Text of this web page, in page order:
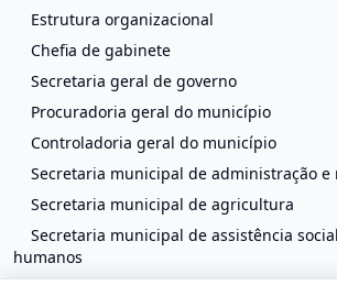
Estrutura organizacional
Chefia de gabinete
Secretaria geral de governo
Procuradoria geral do município
Controladoria geral do município
Secretaria municipal de administração
Secretaria municipal de agricultura
Secretaria municipal de assistência
humanos